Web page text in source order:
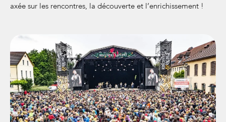
axée sur les rencontres, la découverte et l’enrichissement !